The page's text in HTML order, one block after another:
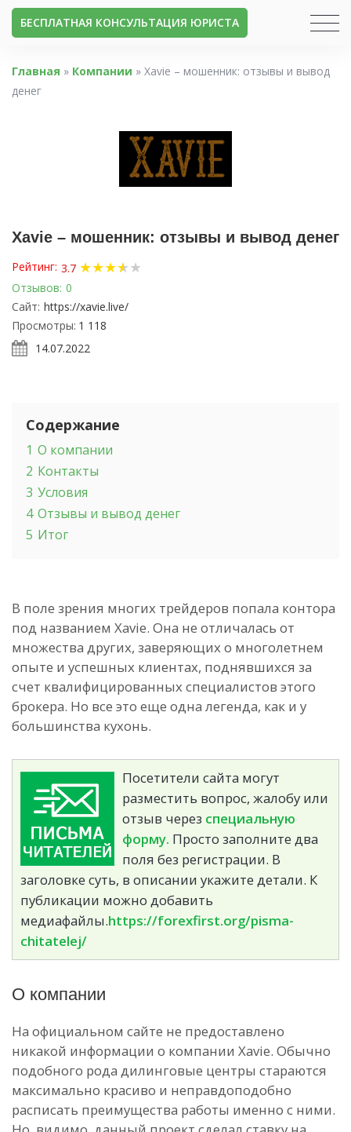
БЕСПЛАТНАЯ КОНСУЛЬТАЦИЯ ЮРИСТА
Главная » Компании » Xavie – мошенник: отзывы и вывод
денег
Xavie – мошенник: отзывы и вывод денег
Рейтинг: 3.7 ★★★★
★★
Отзывов: 0
Сайт: https://xavie.live/
Просмотры: 1 118
14.07.2022
Содержание
1 О компании
2 Контакты
3 Условия
4 Отзывы и вывод денег
5 Итог
В поле зрения многих трейдеров попала контора
под названием Xavie. Она не отличалась от
множества других, заверяющих о многолетнем
опыте и успешных клиентах, поднявшихся за
счет квалифицированных специалистов этого
брокера. Но все это еще одна легенда, как и у
большинства кухонь.
Посетители сайта могут
разместить вопрос, жалобу или
отзыв через специальную
форму. Просто заполните два
поля без регистрации. В
заголовке суть, в описании укажите детали. К
публикации можно добавить
медиафайлы.https://forexfirst.org/pisma-
chitatelej/
О компании
На официальном сайте не предоставлено
никакой информации о компании Xavie. Обычно
подобного рода дилинговые центры стараются
максимально красиво и неправдоподобно
расписать преимущества работы именно с ними.